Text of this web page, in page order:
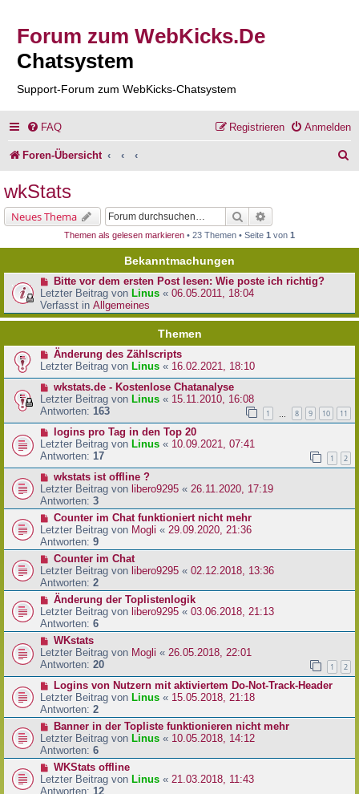
Forum zum WebKicks.De
Chatsystem
Support-Forum zum WebKicks-Chatsystem
FAQ Anmelden
Registrieren
Foren-Übersicht
e
wkStats
Neues Thema Suche
Themen als gelesen markieren • 23 Themen • Seite 1 von 1
Bekanntmachungen
Bitte vor dem ersten Post lesen: Wie poste ich richtig?
Letzter Beitrag von Linus « 06.05.2011, 18:04
Verfasst in Allgemeines
Themen
Änderung des Zählscripts
Letzter Beitrag von Linus « 16.02.2021, 18:10
wkstats.de - Kostenlose Chatanalyse
Letzter Beitrag von Linus « 15.11.2010, 16:08
Antworten: 163 1 8 9 10 11
logins pro Tag in den Top 20
Letzter Beitrag von Linus « 10.09.2021, 07:41
Antworten: 17 1 2
wkstats ist offline ?
Letzter Beitrag von libero9295 « 26.11.2020, 17:19
Antworten: 3
Counter im Chat funktioniert nicht mehr
Letzter Beitrag von Mogli « 29.09.2020, 21:36
Antworten: 9
Counter im Chat
Letzter Beitrag von libero9295 « 02.12.2018, 13:36
Antworten: 2
Änderung der Toplistenlogik
Letzter Beitrag von libero9295 « 03.06.2018, 21:13
Antworten: 6
WKstats
Letzter Beitrag von Mogli « 26.05.2018, 22:01
Antworten: 20 1 2
Logins von Nutzern mit aktiviertem Do-Not-Track-Header
Letzter Beitrag von Linus « 15.05.2018, 21:18
Antworten: 2
Banner in der Topliste funktionieren nicht mehr
Letzter Beitrag von Linus « 10.05.2018, 14:12
Antworten: 6
WKStats offline
Letzter Beitrag von Linus « 21.03.2018, 11:43
Antworten: 12